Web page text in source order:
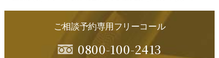
ご相談予約専用フリーコール
0800-100-2413